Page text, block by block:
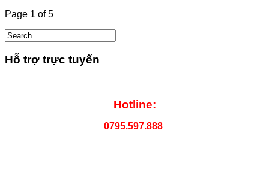
Page 1 of 5
Hỗ trợ trực tuyến
Hotline:
0795.597.888